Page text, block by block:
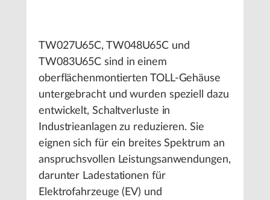
TW027U65C, TW048U65C und
TW083U65C sind in einem
oberflächenmontierten TOLL-Gehäuse
untergebracht und wurden speziell dazu
entwickelt, Schaltverluste in
Industrieanlagen zu reduzieren. Sie
eignen sich für ein breites Spektrum an
anspruchsvollen Leistungsanwendungen,
darunter Ladestationen für
Elektrofahrzeuge (EV) und